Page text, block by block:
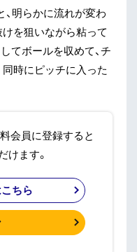
明らかに流れが変わ
を狙いながら粘って
てボールを収めて、チ
時にピッチに入った
会員に登録すると
けます。
ちら